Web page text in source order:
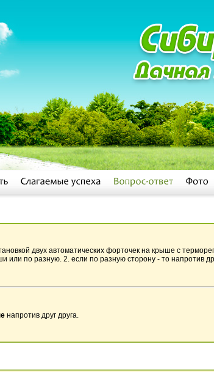
двух автоматических форточек на крыше с
по разную. 2. если по разную сторону - то напротив
напротив друг друга.